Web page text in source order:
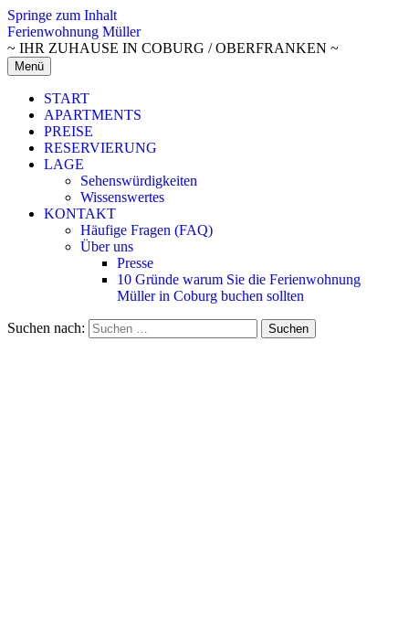
Springe zum Inhalt
Ferienwohnung Müller
~ IHR ZUHAUSE IN COBURG / OBERFRANKEN ~
Menü
START
APARTMENTS
PREISE
RESERVIERUNG
LAGE
Sehenswürdigkeiten
Wissenswertes
KONTAKT
Häufige Fragen (FAQ)
Über uns
Presse
10 Gründe warum Sie die Ferienwohnung
Müller in Coburg buchen sollten
Suchen nach: